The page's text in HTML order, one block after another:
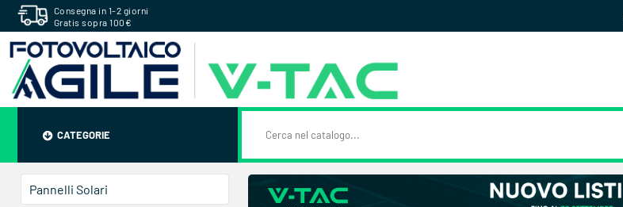
Consegna in 1-2 giorni
Gratis sopra 100€
CATEGORIE
Pannelli Solari